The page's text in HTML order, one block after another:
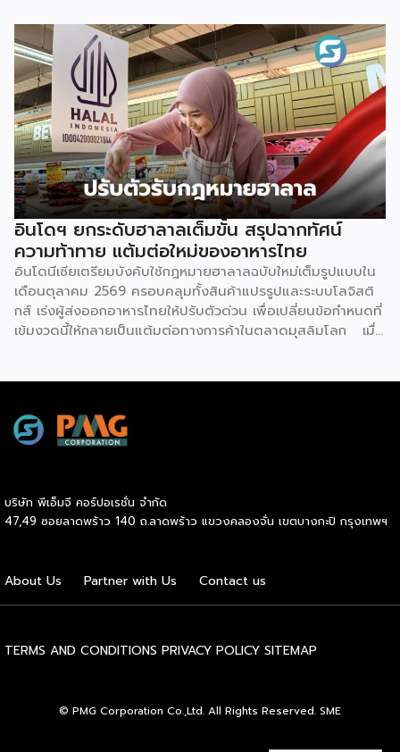
สิ้นเชิง สิ่งนี้กำลังเป็นเทรนด์ที่พฤติกรรมผู้บริโภคได้
เปลี่ยนแปลงไปจากเดิม ด้วยความสะดวกสบายของเทคโนโลยี
ทำให้มีช่องทางการซื้อสินค้าผ่านออนไลน์เข้ามาเป็นตัวเลือกในการ
สั่งซื้อสินค้าในยุคปัจจุบัน โดยตลาดอีคอมเมิร์ซไทยปี 2569 คาด
ว่าจะมีมูลค่าราว 1.15 ล้านล้านบาท เติบโตประมาณ 7% จากปี
ก่อนหน้า และคิดเป็นสัดส่วนใกล้ 30% ของตลาดค้าปลีกทั้งหมด
ตัวเลขนี้สะท้อนว่าการซื้อของออนไลน์ไม่ใช่ทางเลือกรองอีกต่อ
ไป แต่กลายเป็นพฤติกรรมหลักของผู้บริโภคไทย ผลลัพธ์คือ
“จุดรับ-ส่งพัสดุ” กลายเป็นโครงสร้างพื้นฐานเล็กๆ ที่แทรกอยู่ใน
ทุกชุมชน และเป็นธุรกิจที่ความต้องการวิ่งตามหลังพฤติกรรมผู้
บริโภคแบบไม่มีทีท่าจะหยุด จุดที่ทำให้ธุรกิจนี้ต่างจากธุรกิจ
SME อื่น คือมันไม่จำเป็นต้อง “ทิ้งงานประจำ” มาทำเต็มตัว
เจ้าของร้านชำ ร้านซักรีด หรือแม้แต่บ้านที่มีพื้นที่หน้าบ้านว่าง
สามารถเพิ่มบริการรับ-ส่งพัสดุเป็น “ธุรกิจเสริม” ควบคู่กับกิจการ
เดิมได้ทันที โดยไม่ต้องเปลี่ยนโมเดลธุรกิจทั้งหมด จุดขาย
ของโมเดลนี้คือการเป็น Cross-traffic Strategy คนที่มารับ-ส่ง
พัสดุ […]
อินโดฯ ยกระดับฮาลาลเต็มขั้น สรุปฉากทัศน์
ความท้าทาย แต้มต่อใหม่ของอาหารไทย
อินโดนีเซียเตรียมบังคับใช้กฎหมายฮาลาลฉบับใหม่เต็มรูปแบบใน
เดือนตุลาคม 2569 ครอบคลุมทั้งสินค้าแปรรูปและระบบโลจิสติ
กส์ เร่งผู้ส่งออกอาหารไทยให้ปรับตัวด่วน เพื่อเปลี่ยนข้อกำหนดที่
เข้มงวดนี้ให้กลายเป็นแต้มต่อทางการค้าในตลาดมุสลิมโลก เมื่อ
แห่งการผ่อนผันกำลังจะสิ้นสุดลง ข้อกำหนดใหม่นี้ไม่เพียงแต่
ขยายขอบเขตการรับรองฮาลาลครอบคลุมอาหาร และเครื่องดื่ม
เตือนครั้งสำคัญจากกระทรวงพาณิชย์ โดยสำนักงานนโยบายและ
ยุทธศาสตร์การค้า (สนค.) ที่ระบุว่าผู้ประกอบการส่งออกไทย
ระดับโลก อินโดนีเซียจัดเป็นหนึ่งในตลาดส่งออกยุทธศาสตร์ที่
สำคัญของไทย โดยเฉพาะสินค้าในกลุ่มเกษตรกรรมและ
รวม ทว่าข้อกำหนดใหม่นี้กำลังเข้ามาชะลอหรือคัดกรองสินค้า
กับ “กลุ่มสินค้าที่ได้รับการยกเว้น (Halal Positive List)” อย่าง
ชัดเจน โดยสินค้าเกษตรปฐมภูมิที่จะได้รับการยกเว้น จะต้องเป็น
บริษัท พีเอ็มจี คอร์ปอเรชั่น จำกัด
47,49 ซอยลาดพร้าว 140 ถ.ลาดพร้าว แขวงคลองจั่น เขตบางกะปิ กรุงเทพฯ
About Us Partner with Us Contact us
TERMS AND CONDITIONS PRIVACY POLICY SITEMAP
© PMG Corporation Co.,Ltd. All Rights Reserved. SME